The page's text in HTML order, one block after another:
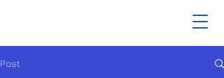
Post